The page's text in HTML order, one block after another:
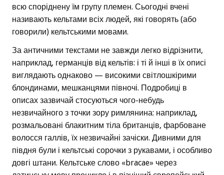
всю споріднену їм групу племен. Сьогодні вчені
називають кельтами всіх людей, які говорять (або
говорили) кельтськими мовами.
За античними текстами не завжди легко відрізнити,
наприклад, германців від кельтів: і ті й інші в їх описі
виглядають однаково — високими світлошкірими
блондинами, мешканцями півночі. Подробиці в
описах зазвичай стосуються чого-небудь
незвичайного з точки зору римлянина: наприклад,
розмальовані блакитним тіла британців, фарбоване
волосся галлів, їх незвичайні зачіски. Дивними для
півдня були і кельтські сорочки з рукавами, і особливо
довгі штани. Кельтське слово «bracae» через